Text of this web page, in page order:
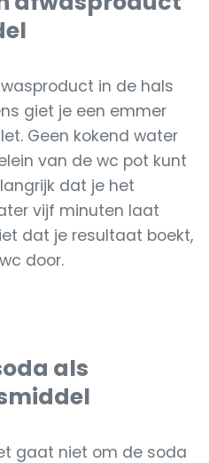
in de hals
giet je een emmer
Geen kokend water
van de wc pot kunt
dat je het
vijf minuten laat
dat je resultaat boekt,
door.
als
gaat niet om de soda